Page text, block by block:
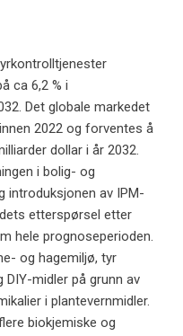
ca 6,2 % i
Det globale markedet
2022 og forventes å
dollar i år 2032.
i bolig- og
introduksjonen av IPM-
etterspørsel etter
hele prognoseperioden.
og hagemiljø, tyr
midler på grunn av
i plantevernmidler.
biokjemiske og